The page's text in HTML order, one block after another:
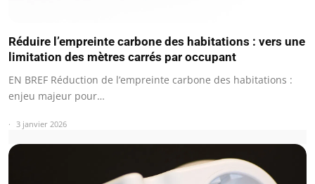
Réduire l’empreinte carbone des habitations : vers une
limitation des mètres carrés par occupant
EN BREF Réduction de l’empreinte carbone des habitations :
enjeu majeur pour…
3 janvier 2026